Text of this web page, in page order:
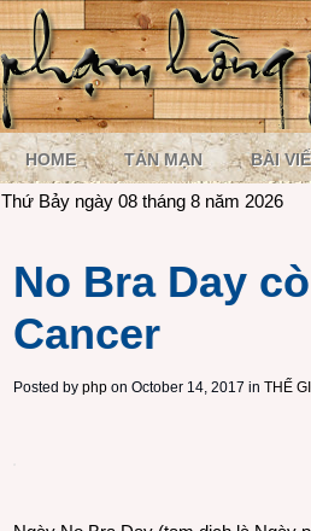
HOME TẢN MẠN BÀI
Thứ Bảy ngày 08 tháng 8 năm 2026
No Bra Day
Cancer
Posted by php on October 14, 2017 in THẾ